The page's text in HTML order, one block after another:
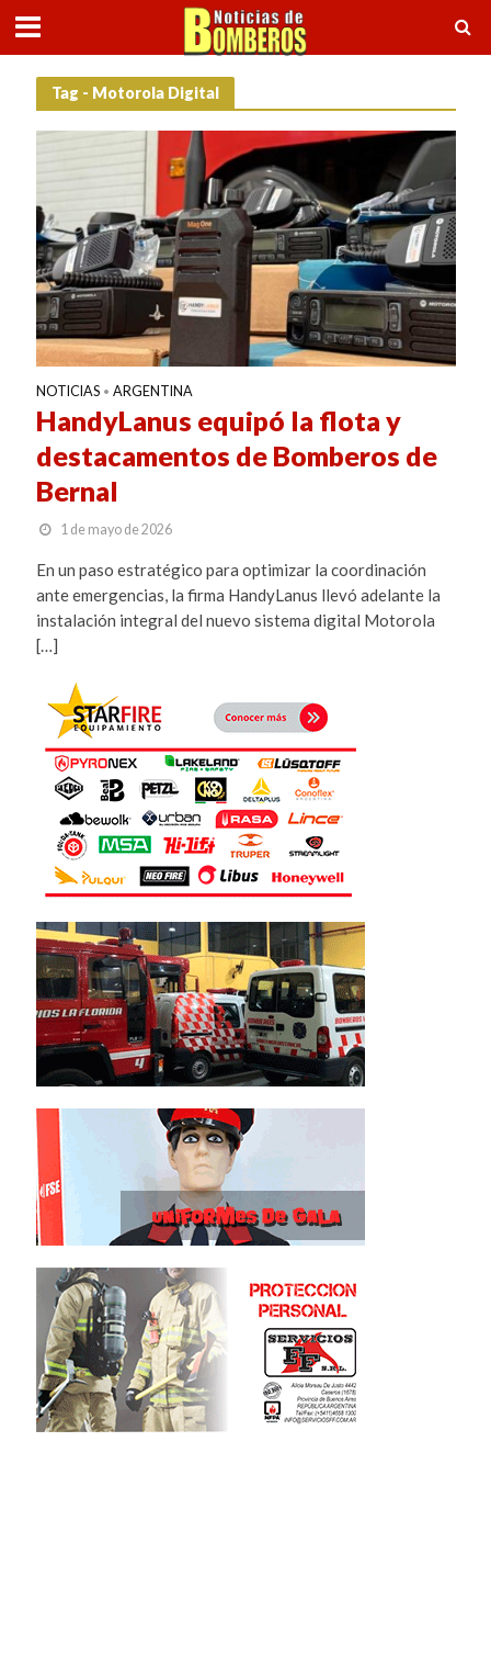
Tag - Motorola Digital
NOTICIAS • ARGENTINA
HandyLanus equipó la flota y
destacamentos de Bomberos de
Bernal
1 de mayo de 2026
En un paso estratégico para optimizar la coordinación
ante emergencias, la firma HandyLanus llevó adelante la
instalación integral del nuevo sistema digital Motorola
[…]